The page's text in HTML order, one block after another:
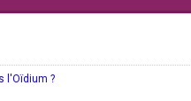
l'Oïdium ?